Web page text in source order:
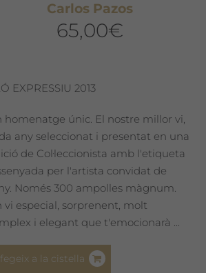
opcions
pàgina
del
producte
Carlos Pazos
65,00€
EXPRESSIU 2013
homenatge únic. El nostre millor vi,
any seleccionat i presentat en una
de Col·leccionista amb l'etiqueta
per l'artista convidat de
Només 300 ampolles màgnum.
vi especial, sorprenent, molt
i elegant que t'emocionarà ...
a la cistella